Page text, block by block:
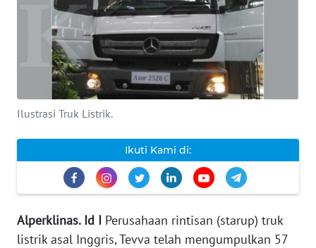
Ilustrasi Truk Listrik.
Ikuti Kami di:
Alperklinas. Id I Perusahaan rintisan (starup) truk
listrik asal Inggris, Tevva telah mengumpulkan 57
KONTAK
IKLAN
TENTANG
SIBER